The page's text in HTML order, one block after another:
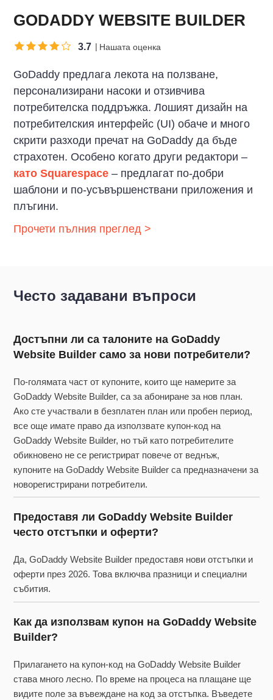
GODADDY WEBSITE BUILDER
3.7 Нашата оценка
GoDaddy предлага лекота на ползване,
персонализирани насоки и отзивчива
потребителска поддръжка. Лошият дизайн на
потребителския интерфейс (UI) обаче и много
скрити разходи пречат на GoDaddy да бъде
страхотен. Особено когато други редактори –
като Squarespace – предлагат по-добри
шаблони и по-усъвършенствани приложения и
плъгини.
Прочети пълния преглед >
Често задавани въпроси
Достъпни ли са талоните на GoDaddy
Website Builder само за нови потребители?
По-голямата част от купоните, които ще намерите за
GoDaddy Website Builder, са за абониране за нов план.
Ако сте участвали в безплатен план или пробен период,
все още имате право да използвате купон-код на
GoDaddy Website Builder, но тъй като потребителите
обикновено не се регистрират повече от веднъж,
купоните на GoDaddy Website Builder са предназначени за
новорегистрирани потребители.
Предоставя ли GoDaddy Website Builder
често отстъпки и оферти?
Да, GoDaddy Website Builder предоставя нови отстъпки и
оферти през 2026. Това включва празници и специални
събития.
Как да използвам купон на GoDaddy Website
Builder?
Прилагането на купон-код на GoDaddy Website Builder
става много лесно. По време на процеса на плащане ще
видите поле за въвеждане на код за отстъпка. Въведете